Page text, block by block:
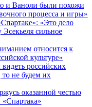
и Ваноли были похожи
процесса и игры»
«Это дело
сильное
относится к
культуре»
российских
не будем их
оказанной честью